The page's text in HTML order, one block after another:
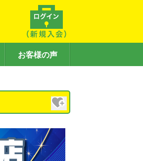
お客様の声